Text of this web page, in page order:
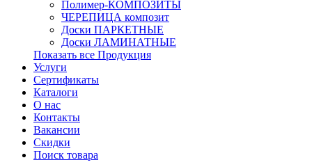
Полимер-КОМПОЗИТЫ
ЧЕРЕПИЦА композит
Доски ПАРКЕТНЫЕ
Доски ЛАМИНАТНЫЕ
Показать все Продукция
Услуги
Сертификаты
Каталоги
О нас
Контакты
Вакансии
Скидки
Поиск товара